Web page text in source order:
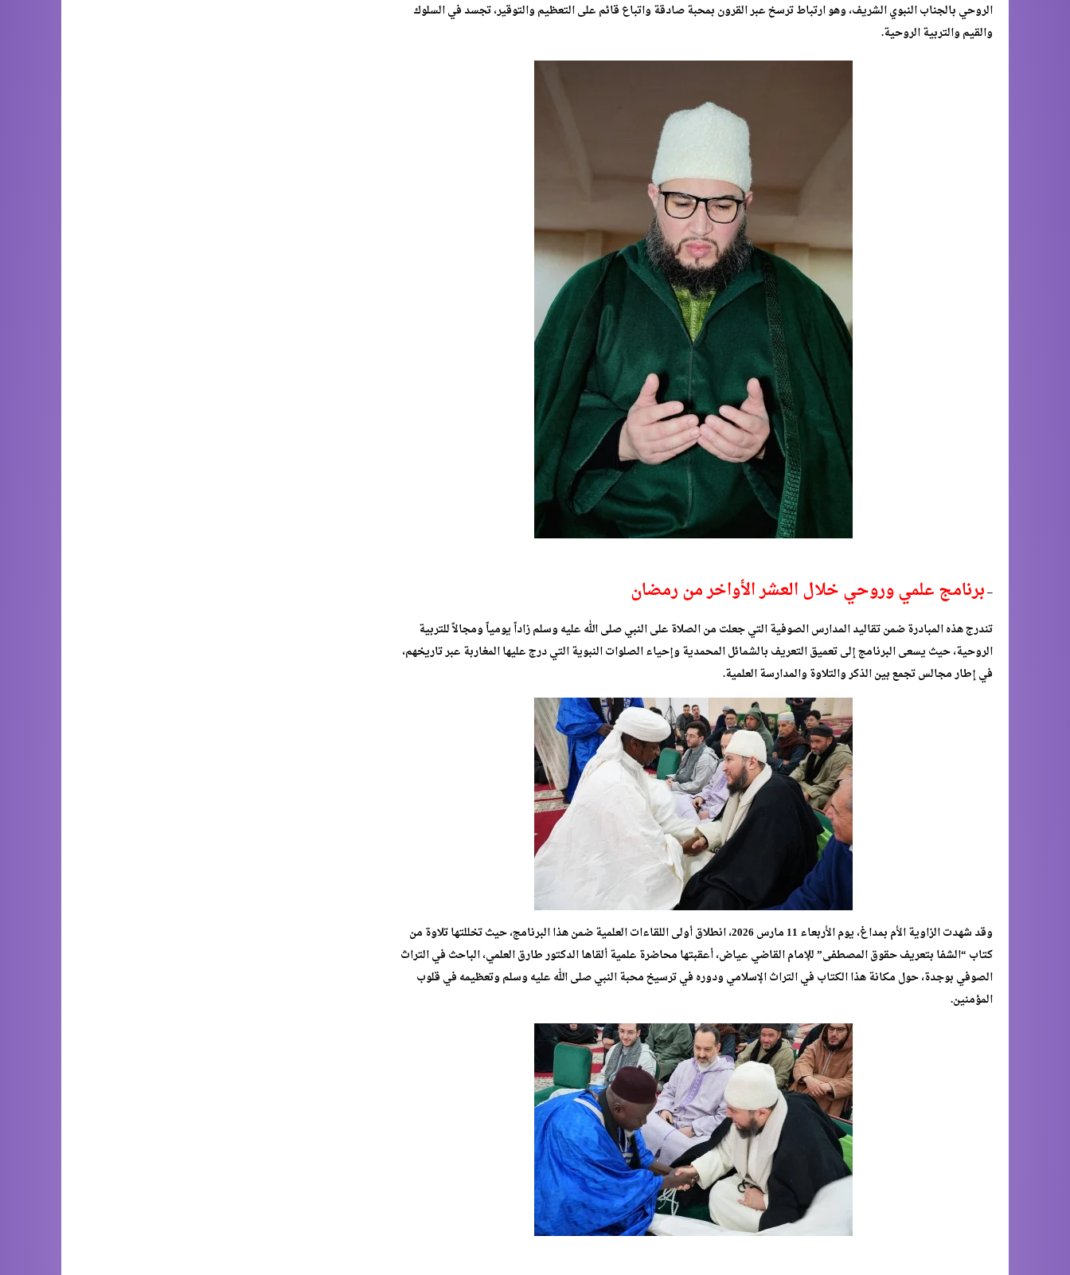
الروحي بالجناب النبوي الشريف، وهو ارتباط ترسخ عبر القرون بمحبة صادقة واتباع قائم على التعظيم والتوقير، تجسد في السلوك
والقيم والتربية الروحية.
–برنامج علمي وروحي خلال العشر الأواخر من رمضان
تندرج هذه المبادرة ضمن تقاليد المدارس الصوفية التي جعلت من الصلاة على النبي صلى الله عليه وسلم زاداً يومياً ومجالاً للتربية
الروحية، حيث يسعى البرنامج إلى تعميق التعريف بالشمائل المحمدية وإحياء الصلوات النبوية التي درج عليها المغاربة عبر تاريخهم،
في إطار مجالس تجمع بين الذكر والتلاوة والمدارسة العلمية.
وقد شهدت الزاوية الأم بمداغ، يوم الأربعاء 11 مارس 2026، انطلاق أولى اللقاءات العلمية ضمن هذا البرنامج، حيث تخللتها تلاوة من
كتاب “الشفا بتعريف حقوق المصطفى” للإمام القاضي عياض، أعقبتها محاضرة علمية ألقاها الدكتور طارق العلمي، الباحث في التراث
الصوفي بوجدة، حول مكانة هذا الكتاب في التراث الإسلامي ودوره في ترسيخ محبة النبي صلى الله عليه وسلم وتعظيمه في قلوب
المؤمنين.